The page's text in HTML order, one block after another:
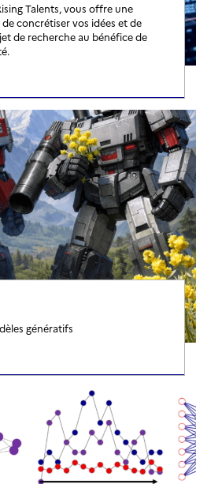
Talents, vous offre une
concrétiser vos idées et de
de recherche au bénéfice de
génératifs